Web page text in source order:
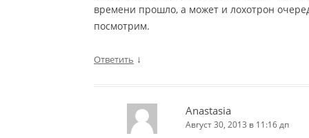
времени прошло, а может и лохотрон
посмотрим.
Ответить ↓
Anastasia
Август 30, 2013 в 11:16 дп